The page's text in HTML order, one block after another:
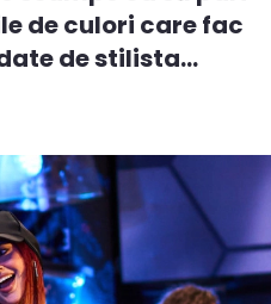
de culori care fac
de stilista